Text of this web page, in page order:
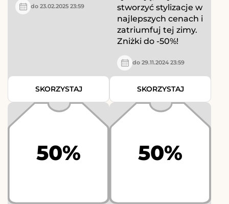
do 23.02.2025 23:59
SKORZYSTAJ
stworzyć stylizacje w
najlepszych cenach i
zatriumfuj tej zimy.
Zniżki do -50%!
do 29.11.2024 23:59
SKORZYSTAJ
50% 50%